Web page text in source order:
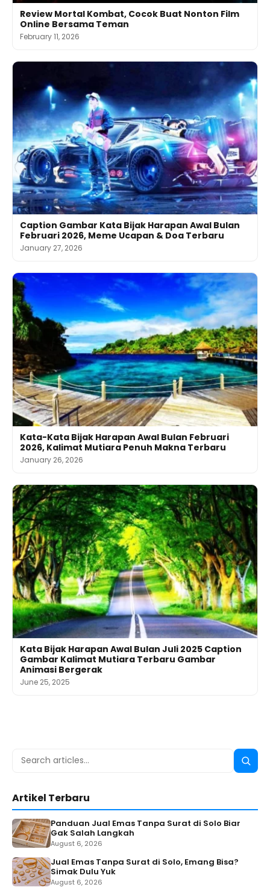
Review Mortal Kombat, Cocok Buat Nonton Film
Online Bersama Teman
February 11, 2026
Caption Gambar Kata Bijak Harapan Awal Bulan
Februari 2026, Meme Ucapan & Doa Terbaru
January 27, 2026
Kata-Kata Bijak Harapan Awal Bulan Februari
2026, Kalimat Mutiara Penuh Makna Terbaru
January 26, 2026
Kata Bijak Harapan Awal Bulan Juli 2025 Caption
Gambar Kalimat Mutiara Terbaru Gambar
Animasi Bergerak
June 25, 2025
Search
Search
Artikel Terbaru
Panduan Jual Emas Tanpa Surat di Solo Biar
Gak Salah Langkah
August 6, 2026
Jual Emas Tanpa Surat di Solo, Emang Bisa?
Simak Dulu Yuk
August 6, 2026